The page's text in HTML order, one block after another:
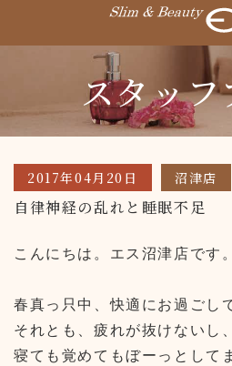
スタッ
2017年04月20日 沼津店
自律神経の乱れと睡眠不足
こんにちは。エス沼津店です。
春真っ只中、快適にお過ごし
それとも、疲れが抜けないし、
寝ても覚めてもぼーっとして